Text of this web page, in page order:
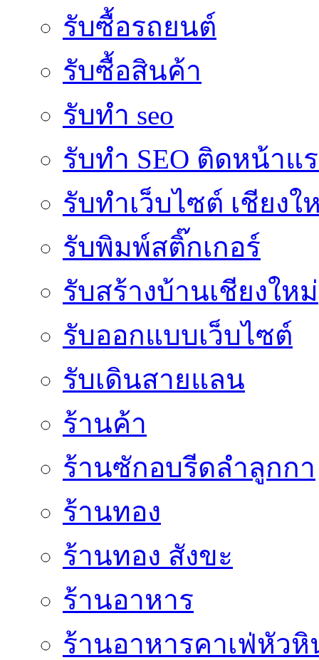
รับซื้อรถยนต์
รับซื้อสินค้า
รับทำ seo
รับทำ SEO ติดหน้าแ
รับทำเว็บไซต์ เชียงใ
รับพิมพ์สติ๊กเกอร์
รับสร้างบ้านเชียงใหม่
รับออกแบบเว็บไซต์
รับเดินสายแลน
ร้านค้า
ร้านซักอบรีดลำลูกกา
ร้านทอง
ร้านทอง สังขะ
ร้านอาหาร
ร้านอาหารคาเฟ่หัวหิ